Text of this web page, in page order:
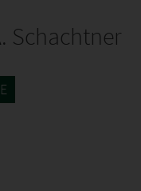
Schachtner